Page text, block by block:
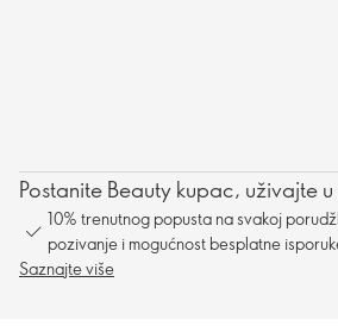
Postanite Beauty kupac, uživajte
10% trenutnog popusta na svakoj
pozivanje i mogućnost besplatne
Saznajte više